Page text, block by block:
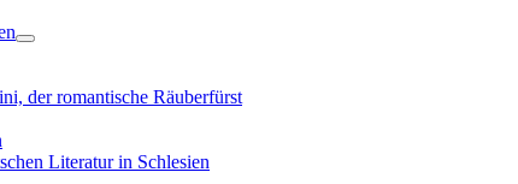
der romantische Räuberfürst
Literatur in Schlesien